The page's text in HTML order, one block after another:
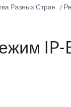
Разных Стран
IP-